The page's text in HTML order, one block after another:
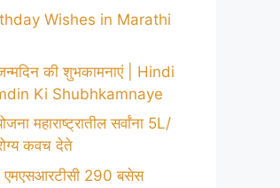
Wishes in Marathi
की शुभकामनाएं | Hindi
Ki Shubhkamnaye
महाराष्ट्रातील सर्वांना 5L/
कवच देते
एमएसआरटीसी 290 बसेस